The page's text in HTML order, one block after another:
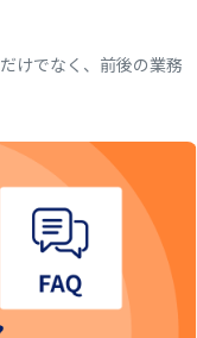
けでなく、前後の業務